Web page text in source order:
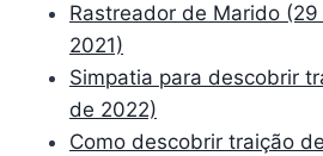
Rastreador de Marido
2021)
Simpatia para descobrir
de 2022)
Como descobrir traição